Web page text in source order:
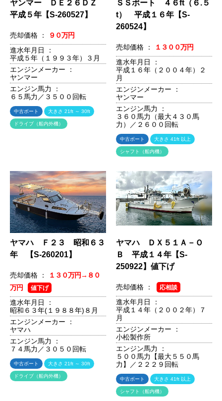
ヤンマー ＤＥ２６ＤＺ
平成５年【S-260527】
売却価格 ：
９０万円
進水年月日 ：
平成５年（１９９３年）３月
エンジンメーカー ：
ヤンマー
エンジン馬力 ：
６５馬力／３５００回転
中古ボート 大きさ 21ft ～ 30ft
ドライブ（船内外機）
ＳＳボート ４６ft（６.５
t） 平成１６年【S-
260524】
売却価格 ：
１３００万円
進水年月日 ：
平成１６年（２００４年）２
月
エンジンメーカー ：
ヤンマー
エンジン馬力 ：
３６０馬力（最大４３０馬
力）／２６００回転
中古ボート 大きさ 41ft 以上
シャフト（船内機）
ヤマハ Ｆ２３ 昭和６３
年 【S-260201】
売却価格 ：
１３０万円→８０
万円
値下げ
進水年月日 ：
昭和６３年(１９８８年)８月
エンジンメーカー ：
ヤマハ
エンジン馬力 ：
７４馬力／３０５０回転
中古ボート 大きさ 21ft ～ 30ft
ドライブ（船内外機）
ヤマハ ＤＸ５１Ａ－Ｏ
Ｂ 平成１４年【S-
250922】値下げ
売却価格 ： 応相談
進水年月日 ：
平成１４年（２００２年）７
月
エンジンメーカー ：
小松製作所
エンジン馬力 ：
５００馬力【最大５５０馬
力】／２２２９回転
中古ボート 大きさ 41ft 以上
シャフト（船内機）